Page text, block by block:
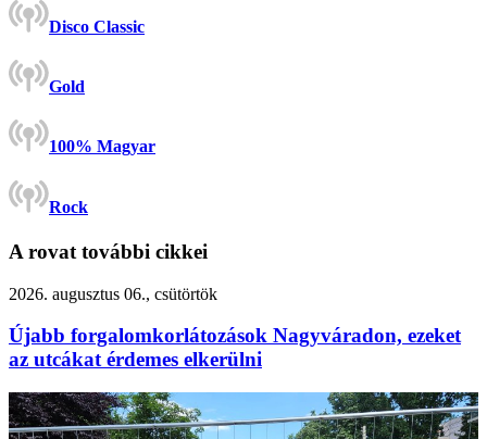
Disco Classic
Gold
100% Magyar
Rock
A rovat további cikkei
2026. augusztus 06., csütörtök
Újabb forgalomkorlátozások Nagyváradon, ezeket
az utcákat érdemes elkerülni